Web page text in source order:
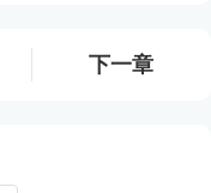
下一章